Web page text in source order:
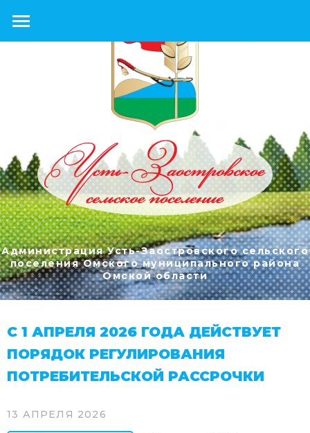
Администрация Усть-Заостровского сельского
поселения Омского муниципального района
Омской области
С 1 АПРЕЛЯ 2026 ГОДА ДЕЙСТВУЕТ
ПОРЯДОК РЕГУЛИРОВАНИЯ
ПОТРЕБИТЕЛЬСКОЙ РАССРОЧКИ
13 АПРЕЛЯ 2026